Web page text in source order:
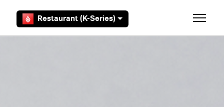
Restaurant (K-Series)